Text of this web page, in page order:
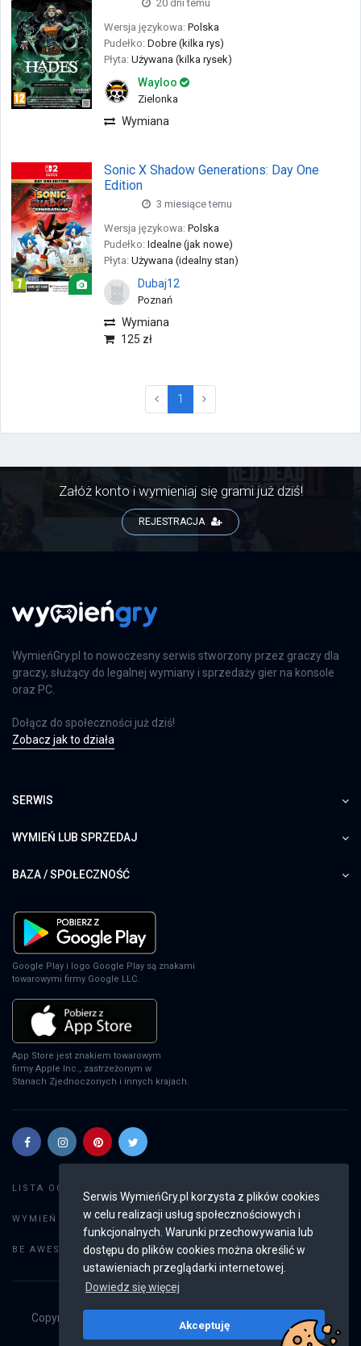
Serwis WymieńGry.pl korzysta z plików cookies
w celu realizacji usług społecznościowych i
funkcjonalnych. Warunki przechowywania lub
dostępu do plików cookies można określić w
ustawieniach przeglądarki internetowej.
Dowiedz się więcej
Akceptuję
20 dni temu
Wersja językowa: Polska
Pudełko: Dobre (kilka rys)
Płyta: Używana (kilka rysek)
Wayloo
Zielonka
Wymiana
Sonic X Shadow Generations: Day One
Edition
3 miesiące temu
Wersja językowa: Polska
Pudełko: Idealne (jak nowe)
Płyta: Używana (idealny stan)
Dubaj12
Poznań
Wymiana
125 zł
1 (current)
Załóż konto i wymieniaj się grami już dziś!
REJESTRACJA
WymieńGry.pl to nowoczesny serwis stworzony przez graczy dla
graczy, służący do legalnej wymiany i sprzedaży gier na konsole
oraz PC.
Dołącz do społeczności już dziś!
Zobacz jak to działa
SERWIS
WYMIEŃ LUB SPRZEDAJ
BAZA / SPOŁECZNOŚĆ
Google Play i logo Google Play są znakami
towarowymi firmy Google LLC.
App Store jest znakiem towarowym
firmy Apple Inc., zastrzeżonym w
Stanach Zjednoczonych i innych krajach.
LISTA OGŁOSZEŃ:
WYMIEŃ GRY: Dodaj ogłoszenie
BE AWESOME: Weryfikacja konta
Copyright © 2019 - 2026
Wszystkie prawa
v2.8.2